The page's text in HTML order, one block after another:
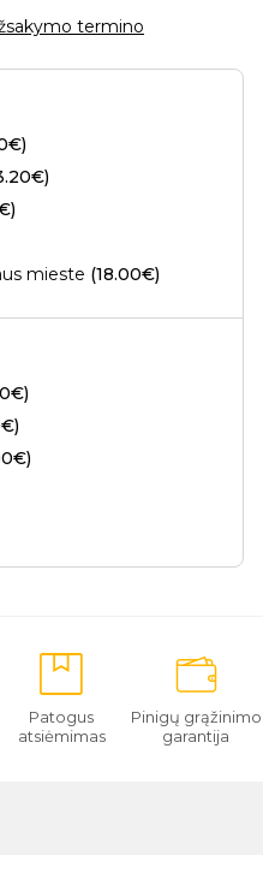
termino
mieste (18.00€)
Patogus
atsiėmimas
Pinigų grąžinimo
garantija